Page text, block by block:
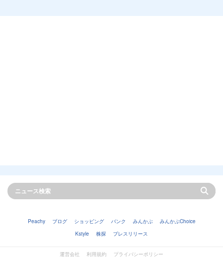
Peachy ブログ ショッピング バンク みんかぶ
みんかぶChoice
Kstyle
株探 プレスリリース
運営会社 利用規約 プライバシーポリシー